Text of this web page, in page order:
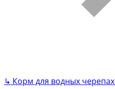
↳ Корм для водных черепах